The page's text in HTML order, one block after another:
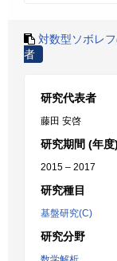
対数型ソボレ
者
研究代表者
藤田 安啓
研究期間 (年度)
2015 – 2017
研究種目
基盤研究(C)
研究分野